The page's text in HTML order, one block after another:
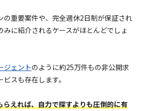
の重要案件や、完全週休2日制が保証され
みに紹介されるケースがほとんどでしょ
ジェントのように約25万件もの非公開求
スも存在します。
らえれば、自力で探すよりも圧倒的に有